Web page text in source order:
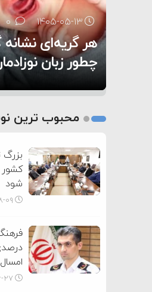
۱۴۰۵-۰۵-۱۳ 0
هر گریه‌ای
چطور زبان
۱۴۰۵-۰۵-۱۲ 0
تغذیه پدر
تأثیر بگذارد
۱۴۰۵-۰۵-۱۲ 0
روی دیگر زندگی
2
محبوب ترین
بزرگ
کشور
شود